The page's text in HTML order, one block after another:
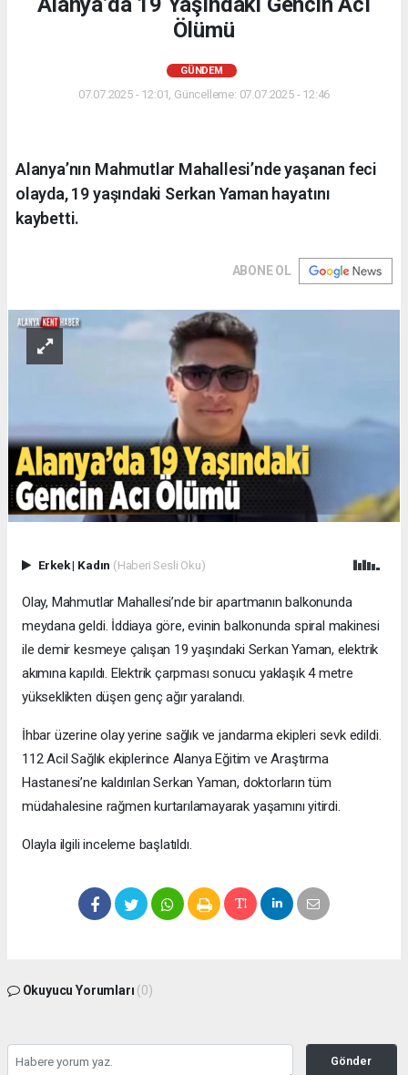
Ölümü
GÜNDEM
07.07.2025 - 12:01, Güncelleme: 07.07.2025 - 12:46
Alanya’nın Mahmutlar Mahallesi’nde yaşanan feci
olayda, 19 yaşındaki Serkan Yaman hayatını
kaybetti.
ABONE OL
Erkek| Kadın (Haberi Sesli Oku)
Olay, Mahmutlar Mahallesi’nde bir apartmanın balkonunda
meydana geldi. İddiaya göre, evinin balkonunda spiral makinesi
ile demir kesmeye çalışan 19 yaşındaki Serkan Yaman, elektrik
akımına kapıldı. Elektrik çarpması sonucu yaklaşık 4 metre
yükseklikten düşen genç ağır yaralandı.
İhbar üzerine olay yerine sağlık ve jandarma ekipleri sevk edildi.
112 Acil Sağlık ekiplerince Alanya Eğitim ve Araştırma
Hastanesi’ne kaldırılan Serkan Yaman, doktorların tüm
müdahalesine rağmen kurtarılamayarak yaşamını yitirdi.
Olayla ilgili inceleme başlatıldı.
Okuyucu Yorumları (0)
Gönder